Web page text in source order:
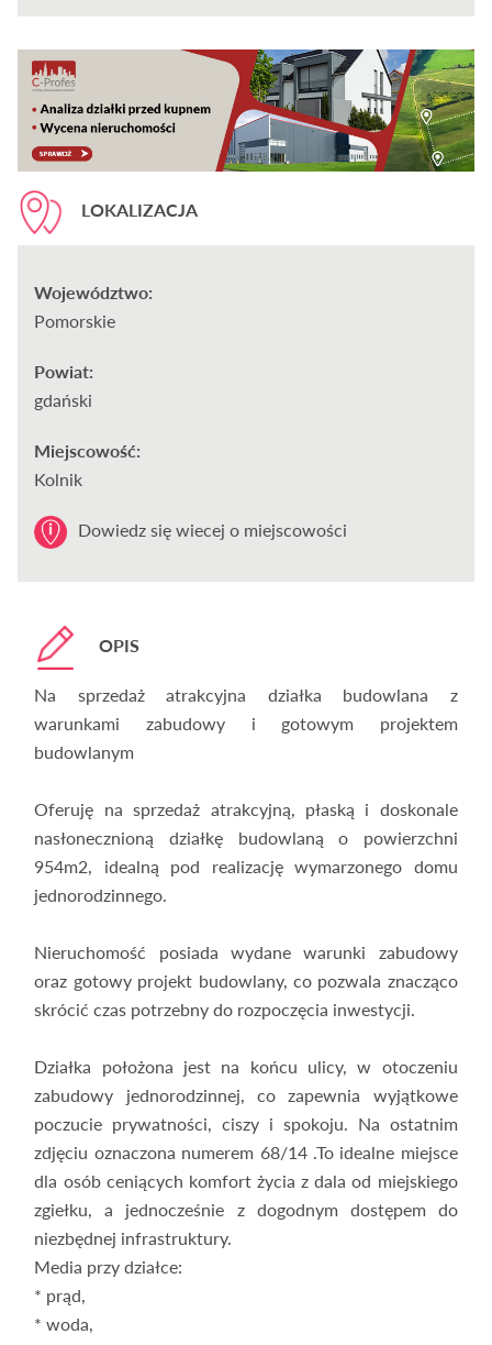
LOKALIZACJA
Województwo:
Pomorskie
Powiat:
gdański
Miejscowość:
Kolnik
Dowiedz się wiecej o miejscowości
OPIS
Na sprzedaż atrakcyjna działka budowlana z
warunkami zabudowy i gotowym projektem
budowlanym
Oferuję na sprzedaż atrakcyjną, płaską i doskonale
nasłonecznioną działkę budowlaną o powierzchni
954m2, idealną pod realizację wymarzonego domu
jednorodzinnego.
Nieruchomość posiada wydane warunki zabudowy
oraz gotowy projekt budowlany, co pozwala znacząco
skrócić czas potrzebny do rozpoczęcia inwestycji.
Działka położona jest na końcu ulicy, w otoczeniu
zabudowy jednorodzinnej, co zapewnia wyjątkowe
poczucie prywatności, ciszy i spokoju. Na ostatnim
zdjęciu oznaczona numerem 68/14 .To idealne miejsce
dla osób ceniących komfort życia z dala od miejskiego
zgiełku, a jednocześnie z dogodnym dostępem do
niezbędnej infrastruktury.
Media przy działce:
* prąd,
* woda,